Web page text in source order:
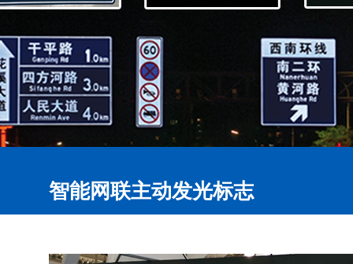
智能网联主动发光标志